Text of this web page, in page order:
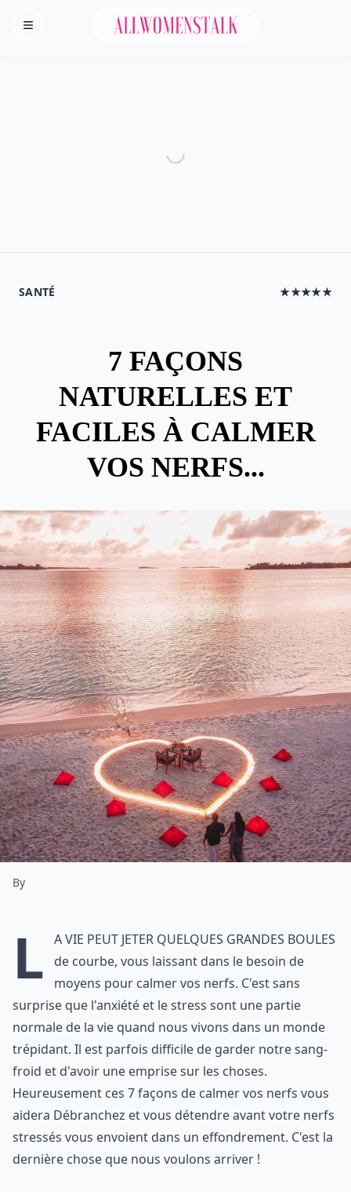
Homepage
Allwomenstalk
SANTÉ ★★★★★
7 FAÇONS
NATURELLES ET
FACILES À CALMER
VOS NERFS...
By
L
a vie peut jeter quelques grandes boules
de courbe, vous laissant dans le besoin de
moyens pour calmer vos nerfs. C'est sans
surprise que l'anxiété et le stress sont une partie
normale de la vie quand nous vivons dans un monde
trépidant. Il est parfois difficile de garder notre sang-
froid et d'avoir une emprise sur les choses.
Heureusement ces 7 façons de calmer vos nerfs vous
aidera Débranchez et vous détendre avant votre nerfs
stressés vous envoient dans un effondrement. C'est la
dernière chose que nous voulons arriver !